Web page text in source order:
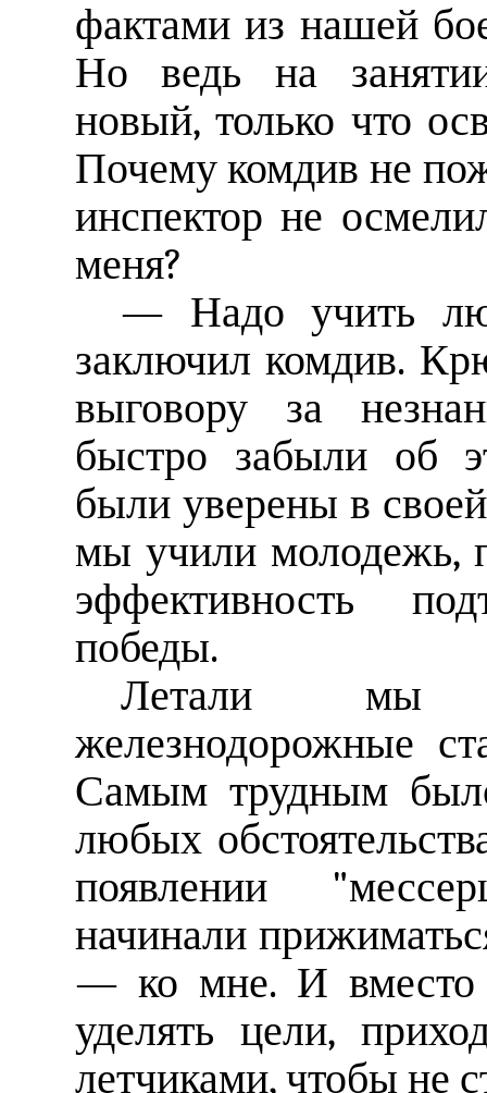
фактами из нашей
Но ведь на
новый, только что
Почему комдив не
инспектор не
меня?
— Надо учить
заключил комдив.
выговору за
быстро забыли об
были уверены в
мы учили молодежь,
эффективность
победы.
Летали мы
железнодорожные
Самым трудным
любых
появлении
начинали
— ко мне. И вместо
уделять цели,
летчиками, чтобы не